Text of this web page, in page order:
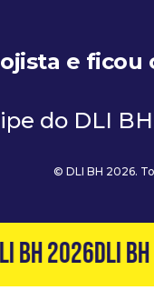
e ficou
do DLI
© DLI BH 2026.
BH 2026DLI BH